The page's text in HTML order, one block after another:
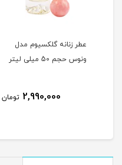
عطر زنانه گلکسیوم مدل
ونوس حجم 50 میلی لیتر
2,990,000 تومان